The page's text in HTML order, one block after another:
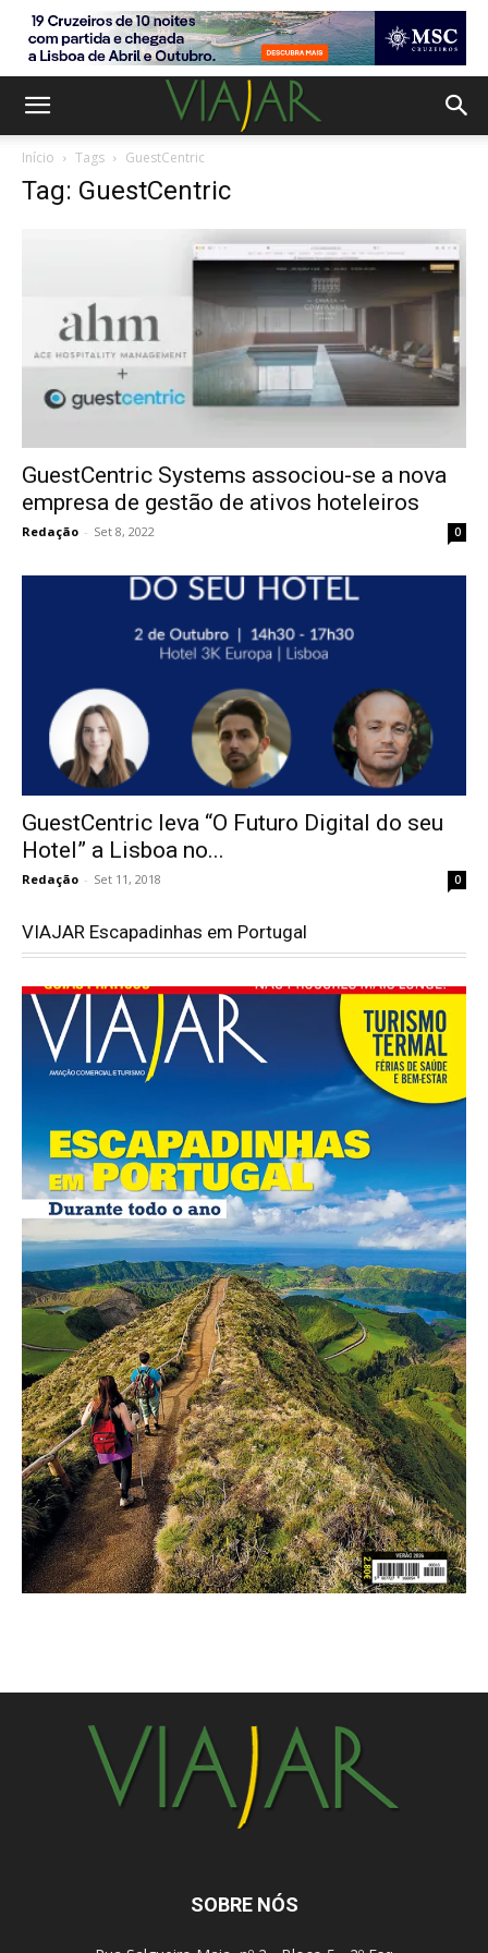
Início Tags GuestCentric
Tag: GuestCentric
GuestCentric Systems associou-se a nova
empresa de gestão de ativos hoteleiros
Redação - Set 8, 2022 0
GuestCentric leva “O Futuro Digital do seu
Hotel” a Lisboa no...
Redação - Set 11, 2018 0
VIAJAR Escapadinhas em Portugal
SOBRE NÓS